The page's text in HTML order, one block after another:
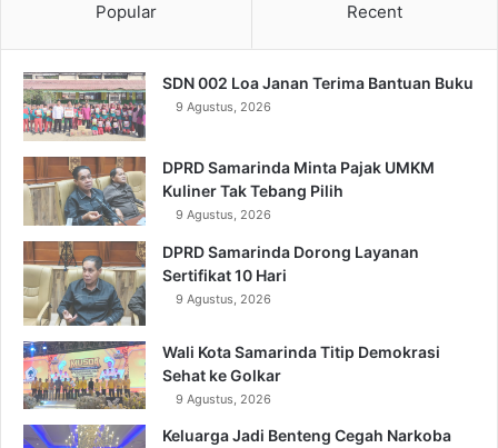
Popular Recent
SDN 002 Loa Janan Terima Bantuan Buku
9 Agustus, 2026
DPRD Samarinda Minta Pajak UMKM
Kuliner Tak Tebang Pilih
9 Agustus, 2026
DPRD Samarinda Dorong Layanan
Sertifikat 10 Hari
9 Agustus, 2026
Wali Kota Samarinda Titip Demokrasi
Sehat ke Golkar
9 Agustus, 2026
Keluarga Jadi Benteng Cegah Narkoba